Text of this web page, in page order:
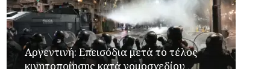
Αργεντινή: Επεισόδια μετά το τέλος
κινητοποίησης κατά νομοσχεδίου